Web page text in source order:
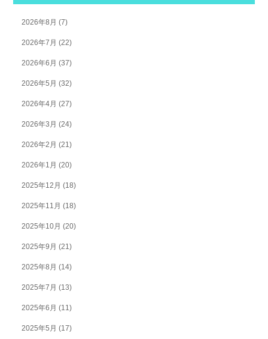
2026年8月 (7)
2026年7月 (22)
2026年6月 (37)
2026年5月 (32)
2026年4月 (27)
2026年3月 (24)
2026年2月 (21)
2026年1月 (20)
2025年12月 (18)
2025年11月 (18)
2025年10月 (20)
2025年9月 (21)
2025年8月 (14)
2025年7月 (13)
2025年6月 (11)
2025年5月 (17)